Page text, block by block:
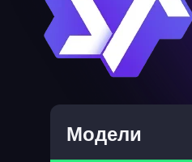
Модели